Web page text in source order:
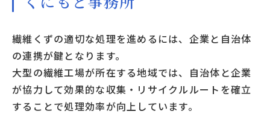
繊維くずの適切な処理を進めるには、企業と自治体
の連携が鍵となります。
大型の繊維工場が所在する地域では、自治体と企業
が協力して効果的な収集・リサイクルルートを確立
することで処理効率が向上しています。